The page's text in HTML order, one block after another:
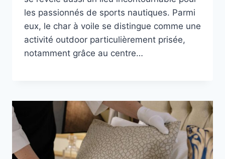
les passionnés de sports nautiques. Parmi
eux, le char à voile se distingue comme une
activité outdoor particulièrement prisée,
notamment grâce au centre…